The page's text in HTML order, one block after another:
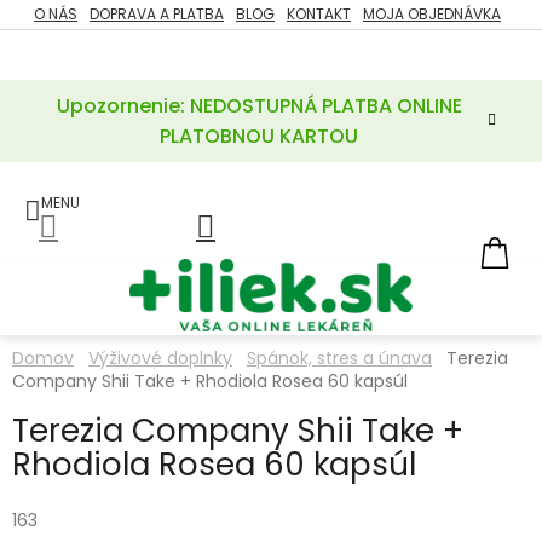
Prejsť
na
Upozornenie: NEDOSTUPNÁ PLATBA ONLINE
PLATOBNOU KARTOU
O NÁS DOPRAVA A PLATBA BLOG KONTAKT MOJA OBJEDNÁVKA
ZĽAVY
POTREBY
A
LIEKY
VITAMÍNY
MINERÁLY
Domov Výživové doplnky Spánok, stres a únava
Terezia
Company Shii Take + Rhodiola Rosea 60 kapsúl
Terezia Company Shii Take +
Rhodiola Rosea 60 kapsúl
163